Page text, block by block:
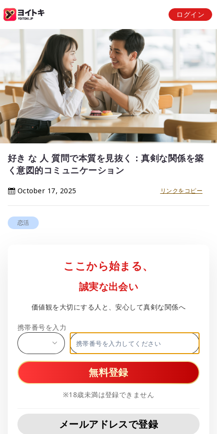
ログイン
好き な 人 質問で本質を見抜く：真剣な関係を築
く意図的コミュニケーション
October 17, 2025 リンクをコピー
恋活
ここから始まる、
誠実な出会い
価値観を大切にする人と、安心して真剣な関係へ
携帯番号を入力
無料登録
※18歳未満は登録できません
メールアドレスで登録